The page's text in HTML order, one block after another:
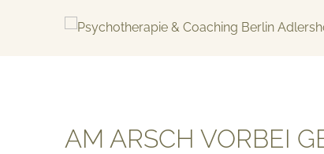
AM ARSCH VORBEI